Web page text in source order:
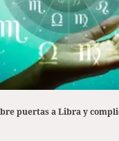
puertas a Libra y